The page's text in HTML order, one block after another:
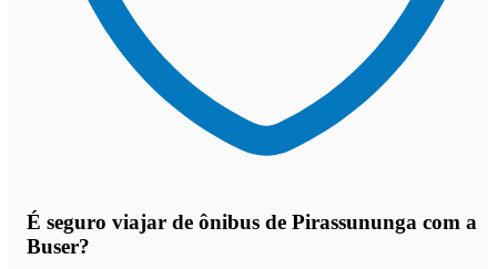
É seguro viajar de ônibus de Pirassununga com a
Buser?